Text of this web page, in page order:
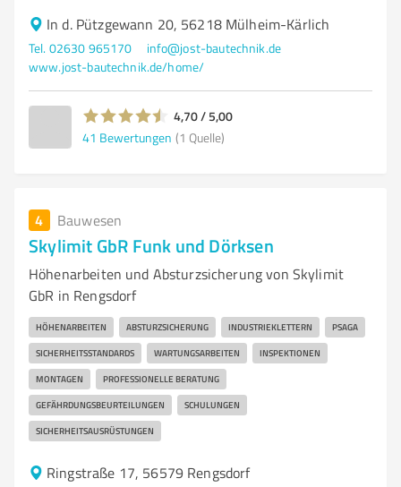
In d. Pützgewann 20, 56218 Mülheim-Kärlich
Tel. 02630 965170
info@jost-bautechnik.de
www.jost-bautechnik.de/home/
4,70 / 5,00
41 Bewertungen (1 Quelle)
4 Bauwesen
Skylimit GbR Funk und Dörksen
Höhenarbeiten und Absturzsicherung von Skylimit
GbR in Rengsdorf
HÖHENARBEITEN ABSTURZSICHERUNG INDUSTRIEKLETTERN PSAGA
SICHERHEITSSTANDARDS WARTUNGSARBEITEN INSPEKTIONEN
MONTAGEN PROFESSIONELLE BERATUNG
GEFÄHRDUNGSBEURTEILUNGEN SCHULUNGEN
SICHERHEITSAUSRÜSTUNGEN
Ringstraße 17, 56579 Rengsdorf